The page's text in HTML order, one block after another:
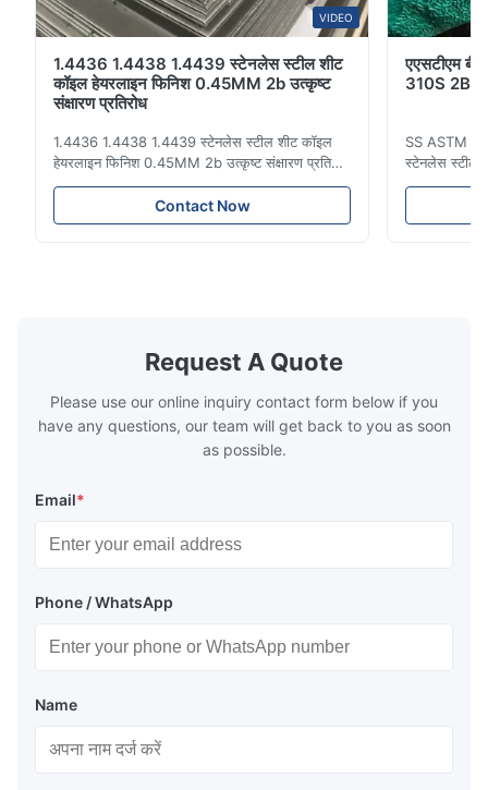
VIDEO
1.4436 1.4438 1.4439 स्टेनलेस स्टील शीट
कॉइल हेयरलाइन फिनिश 0.45MM 2b उत्कृष्ट
संक्षारण प्रतिरोध
1.4436 1.4438 1.4439 स्टेनलेस स्टील शीट कॉइल
हेयरलाइन फिनिश 0.45MM 2b उत्कृष्ट संक्षारण प्रतिरोध
स्टेनलेस स्टील एक प्रकार की सामग्री है जिसमें दर्पण की
सतह के करीब चमक होती है, जो कठोर और ठंडी होती है।
यह उत्कृष्ट संक्षारण प्रतिरोध, आकार देने की क्षमता,
Contact Now
एएसटीएम
310S 2B
SS ASTM
स्टेनलेस स्टील
स्टेनलेस स्टील
प्लेट लंबाई
Request A Quote
Please use our online inquiry contact form below if you
have any questions, our team will get back to you as soon
as possible.
Email*
Phone / WhatsApp
Name